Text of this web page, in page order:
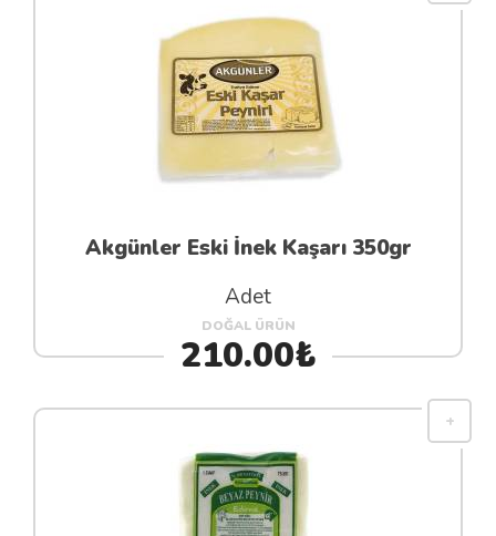
Akgünler Eski İnek Kaşarı 350gr
Adet
DOĞAL ÜRÜN
210.00₺